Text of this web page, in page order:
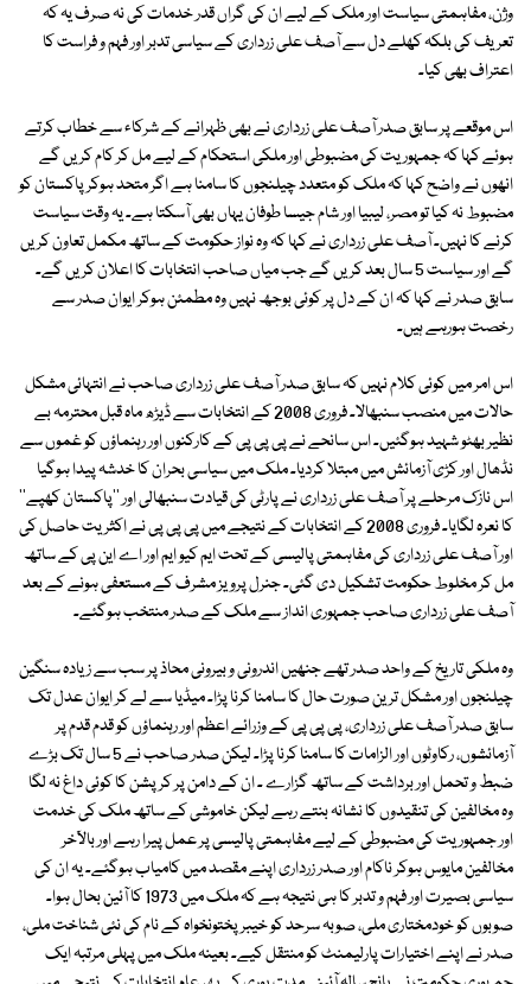
وژن، مفاہمتی سیاست اور ملک کے لیے ان کی گراں قدر خدمات کی نہ صرف یہ کہ
تعریف کی بلکہ کھلے دل سے آصف علی زرداری کے سیاسی تدبر اور فہم و فراست کا
اعتراف بھی کیا۔
اس موقعے پر سابق صدر آصف علی زرداری نے بھی ظہرانے کے شرکاء سے خطاب کرتے
ہوئے کہا کہ جمہوریت کی مضبوطی اور ملکی استحکام کے لیے مل کر کام کریں گے
انھوں نے واضح کہا کہ ملک کو متعدد چیلنجوں کا سامنا ہے اگر متحد ہوکر پاکستان کو
مضبوط نہ کیا تو مصر، لیبیا اور شام جیسا طوفان یہاں بھی آسکتا ہے۔ یہ وقت سیاست
کرنے کا نہیں۔ آصف علی زرداری نے کہا کہ وہ نواز حکومت کے ساتھ مکمل تعاون کریں
گے اور سیاست 5 سال بعد کریں گے جب میاں صاحب انتخابات کا اعلان کریں گے۔
سابق صدر نے کہا کہ ان کے دل پر کوئی بوجھ نہیں وہ مطمئن ہوکر ایوان صدر سے
رخصت ہورہے ہیں۔
اس امر میں کوئی کلام نہیں کہ سابق صدر آصف علی زرداری صاحب نے انتہائی مشکل
حالات میں منصب سنبھالا۔ فروری 2008 کے انتخابات سے ڈیڑھ ماہ قبل محترمہ بے
نظیر بھٹو شہید ہوگئیں۔ اس سانحے نے پی پی پی کے کارکنوں اور رہنماؤں کو غموں سے
نڈھال اور کڑی آزمائش میں مبتلا کردیا۔ ملک میں سیاسی بحران کا خدشہ پیدا ہوگیا
اس نازک مرحلے پر آصف علی زرداری نے پارٹی کی قیادت سنبھالی اور ''پاکستان کھپے''
کا نعرہ لگایا۔ فروری 2008 کے انتخابات کے نتیجے میں پی پی پی نے اکثریت حاصل کی
اور آصف علی زرداری کی مفاہمتی پالیسی کے تحت ایم کیو ایم اور اے این پی کے ساتھ
مل کر مخلوط حکومت تشکیل دی گئی۔ جنرل پرویز مشرف کے مستعفی ہونے کے بعد
آصف علی زرداری صاحب جمہوری انداز سے ملک کے صدر منتخب ہوگئے۔
وہ ملکی تاریخ کے واحد صدر تھے جنھیں اندرونی و بیرونی محاذ پر سب سے زیادہ سنگین
چیلنجوں اور مشکل ترین صورت حال کا سامنا کرنا پڑا۔ میڈیا سے لے کر ایوان عدل تک
سابق صدر آصف علی زرداری، پی پی پی کے وزرائے اعظم اور رہنماؤں کو قدم قدم پر
آزمائشوں، رکاوٹوں اور الزامات کا سامنا کرنا پڑا۔ لیکن صدر صاحب نے 5 سال تک بڑے
ضبط و تحمل اور برداشت کے ساتھ گزارے ۔ ان کے دامن پر کرپشن کا کوئی داغ نہ لگا
وہ مخالفین کی تنقیدوں کا نشانہ بنتے رہے لیکن خاموشی کے ساتھ ملک کی خدمت
اور جمہوریت کی مضبوطی کے لیے مفاہمتی پالیسی پر عمل پیرا رہے اور بالآخر
مخالفین مایوس ہوکر ناکام اور صدر زرداری اپنے مقصد میں کامیاب ہوگئے۔ یہ ان کی
سیاسی بصیرت اور فہم و تدبر کا ہی نتیجہ ہے کہ ملک میں 1973 کا آئین بحال ہوا۔
صوبوں کو خودمختاری ملی، صوبہ سرحد کو خیبر پختونخواہ کے نام کی نئی شناخت ملی،
صدر نے اپنے اختیارات پارلیمنٹ کو منتقل کیے۔ بعینہ ملک میں پہلی مرتبہ ایک